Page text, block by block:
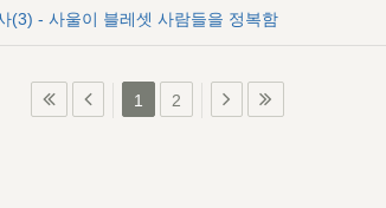
(3) - 사울이 블레셋 사람들을 정복함
1 2